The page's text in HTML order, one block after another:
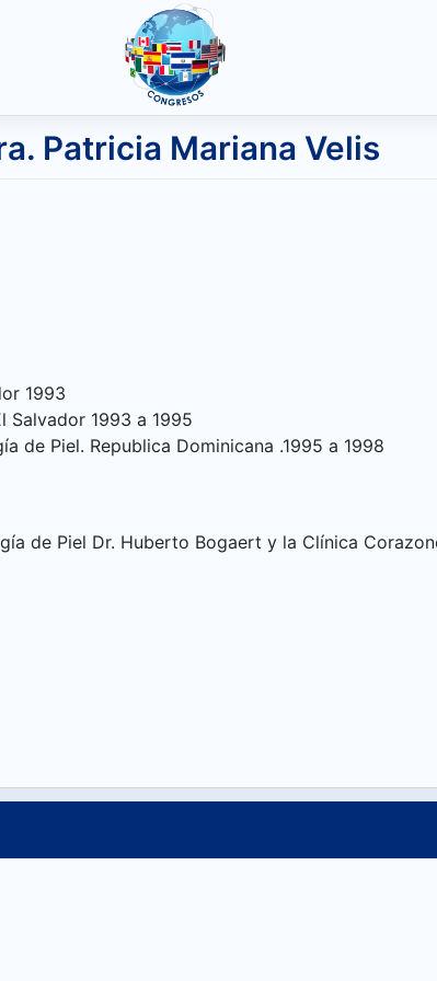
Patricia Mariana Velis
1993
Salvador 1993 a 1995
de Piel. Republica Dominicana .1995 a 1998
de Piel Dr. Huberto Bogaert y la Clínica